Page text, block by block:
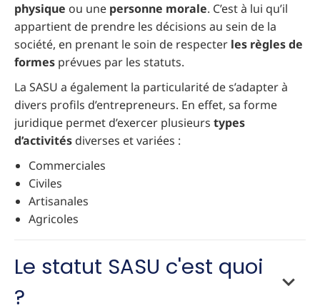
physique ou une personne morale. C’est à lui qu’il
appartient de prendre les décisions au sein de la
société, en prenant le soin de respecter les règles de
formes prévues par les statuts.
La SASU a également la particularité de s’adapter à
divers profils d’entrepreneurs. En effet, sa forme
juridique permet d’exercer plusieurs types
d’activités diverses et variées :
Commerciales
Civiles
Artisanales
Agricoles
Le statut SASU c'est quoi
?